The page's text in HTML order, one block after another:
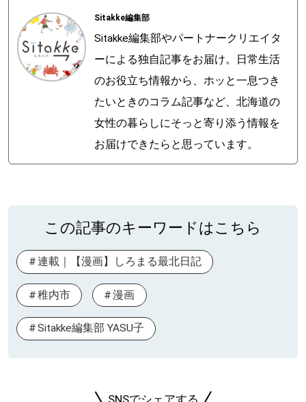
Sitakke編集部
Sitakke編集部やパートナークリエイタ
ーによる独自記事をお届け。日常生活
のお役立ち情報から、ホッと一息つき
たいときのコラム記事など、北海道の
女性の暮らしにそっと寄り添う情報を
お届けできたらと思っています。
この記事のキーワードはこちら
連載｜【漫画】しろまる最北日記
稚内市 漫画
Sitakke編集部 YASU子